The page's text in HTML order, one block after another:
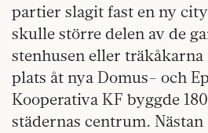
partier slagit fast en ny
skulle större delen av de
stenhusen eller
plats åt nya Domus- och
Kooperativa KF byggde
städernas centrum.